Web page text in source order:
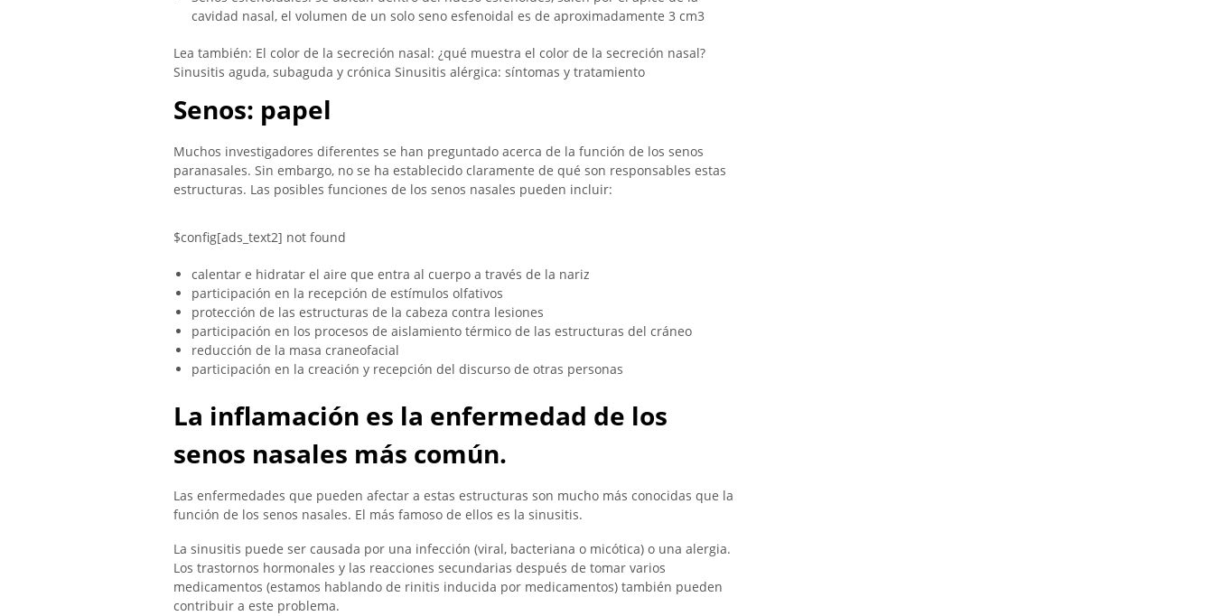
cavidad nasal, el volumen de un solo seno esfenoidal es de aproximadamente 3 cm3
Lea también: El color de la secreción nasal: ¿qué muestra el color de la secreción nasal?
Sinusitis aguda, subaguda y crónica Sinusitis alérgica: síntomas y tratamiento
Senos: papel
Muchos investigadores diferentes se han preguntado acerca de la función de los senos
paranasales. Sin embargo, no se ha establecido claramente de qué son responsables estas
estructuras. Las posibles funciones de los senos nasales pueden incluir:
$config[ads_text2] not found
calentar e hidratar el aire que entra al cuerpo a través de la nariz
participación en la recepción de estímulos olfativos
protección de las estructuras de la cabeza contra lesiones
participación en los procesos de aislamiento térmico de las estructuras del cráneo
reducción de la masa craneofacial
participación en la creación y recepción del discurso de otras personas
La inflamación es la enfermedad de los
senos nasales más común.
Las enfermedades que pueden afectar a estas estructuras son mucho más conocidas que la
función de los senos nasales. El más famoso de ellos es la sinusitis.
La sinusitis puede ser causada por una infección (viral, bacteriana o micótica) o una alergia.
Los trastornos hormonales y las reacciones secundarias después de tomar varios
medicamentos (estamos hablando de rinitis inducida por medicamentos) también pueden
contribuir a este problema.